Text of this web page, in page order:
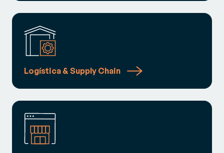
Logística & Supply Chain